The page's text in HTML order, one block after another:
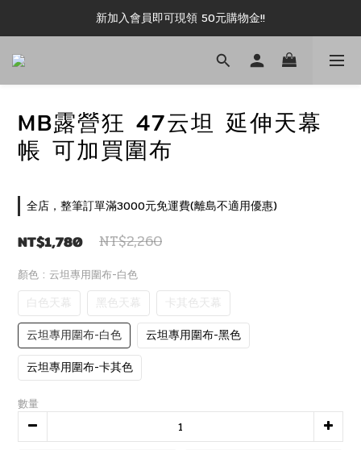
新加入會員即可現領 50元購物金!!
新加入會員即可現領 50元購物金!!
推薦好友露坑無上限領購物金!!
MB露營狂 47云坦 延伸天幕
帳 可加買圍布
全店，整筆訂單滿3000元免運費(離島不適用優惠)
NT$2,260
NT$1,780
顏色 : 云坦專用圍布-白色
白色天幕 黑色天幕
卡其色天幕
云坦專用圍布-白色
云坦專用圍布-黑色
云坦專用圍布-卡其色
數量